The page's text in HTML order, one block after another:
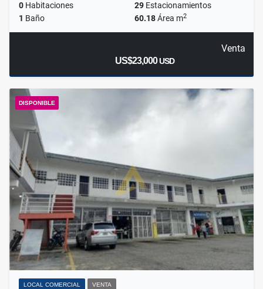
0 Habitaciones 29 Estacionamientos
1 Baño 60.18Área m2
Venta
US$23,000USD
DISPONIBLE
LOCAL COMERCIAL VENTA